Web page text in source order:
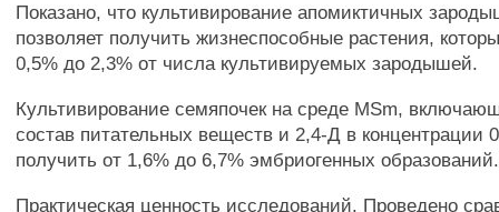
Показано, что культивирование апомиктичных
позволяет получить жизнеспособные растения,
0,5% до 2,3% от числа культивируемых зародышей.
Культивирование семяпочек на среде MSm,
состав питательных веществ и 2,4-Д в концентрации
получить от 1,6% до 6,7% эмбриогенных образований.
Практическая ценность исследований. Проведено